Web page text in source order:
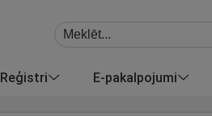
Reģistri E-pakalpojumi